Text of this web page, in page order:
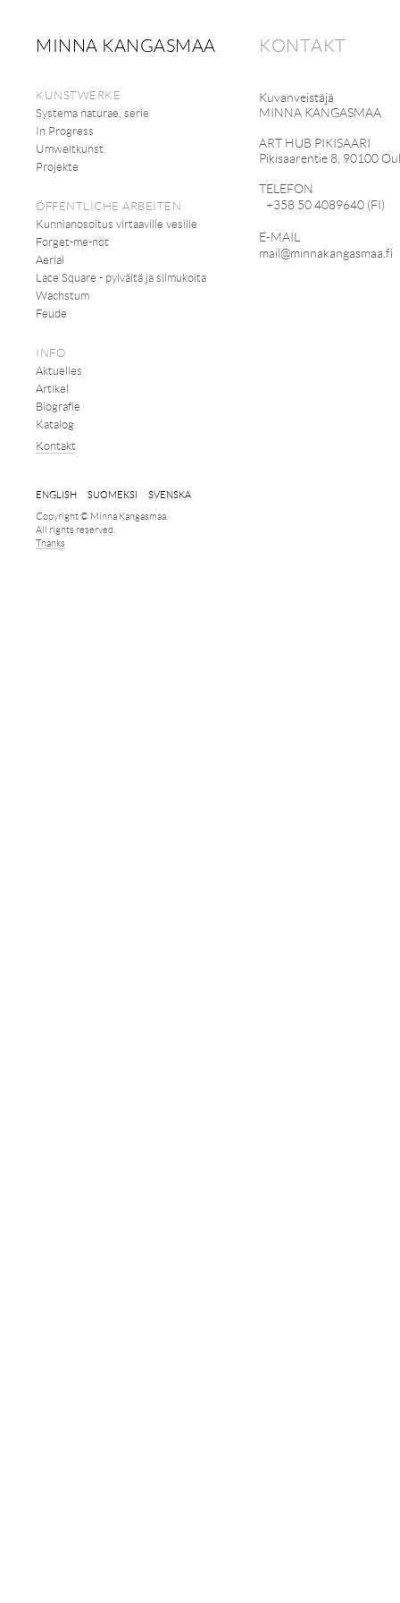
MINNA KANGASMAA
KUNSTWERKE
Systema naturae, serie
In Progress
Umweltkunst
Projekte
ÖFFENTLICHE ARBEITEN
Kunnianosoitus virtaaville vesille
Forget-me-not
Aerial
Lace Square - pylväitä ja silmukoita
Wachstum
Feude
INFO
Aktuelles
Artikel
Biografie
Katalog
Kontakt
ENGLISH SUOMEKSI
SVENSKA
Copyright © Minna Kangasmaa.
All rights reserved.
Thanks
KONTAKT
Kuvanveistäjä
MINNA KANGASMAA
ART HUB PIKISAARI
Pikisaarentie 8, 90100
TELEFON
+358 50 4089640 (FI)
E-MAIL
mail@minnakangasmaa.fi